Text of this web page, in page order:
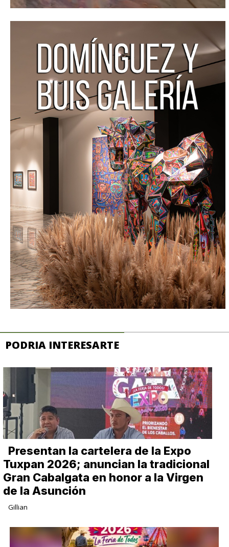
PODRIA INTERESARTE
Presentan la cartelera de la Expo
Tuxpan 2026; anuncian la tradicional
Gran Cabalgata en honor a la Virgen
de la Asunción
Gillian